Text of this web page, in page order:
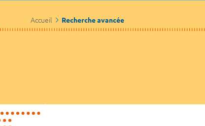
Accueil Recherche avancée